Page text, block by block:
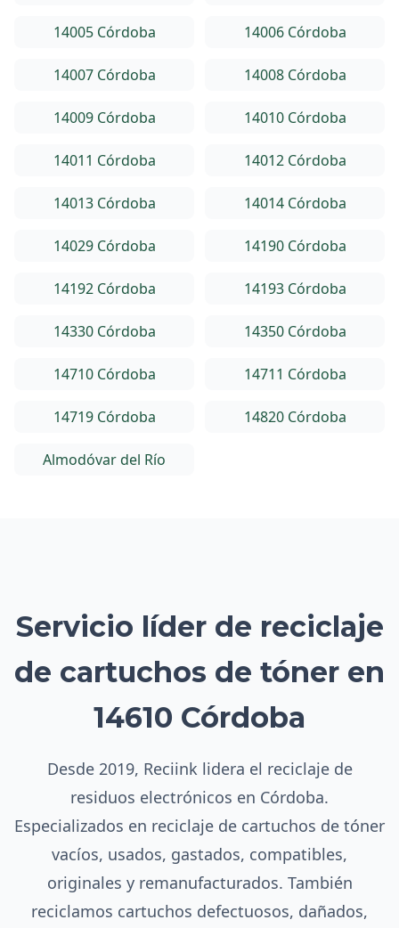
14005 Córdoba 14006 Córdoba
14007 Córdoba 14008 Córdoba
14009 Córdoba 14010 Córdoba
14011 Córdoba 14012 Córdoba
14013 Córdoba 14014 Córdoba
14029 Córdoba 14190 Córdoba
14192 Córdoba 14193 Córdoba
14330 Córdoba 14350 Córdoba
14710 Córdoba 14711 Córdoba
14719 Córdoba 14820 Córdoba
Almodóvar del Río
Servicio líder de reciclaje
de cartuchos de tóner en
14610 Córdoba
Desde 2019, Reciink lidera el reciclaje de
residuos electrónicos en Córdoba.
Especializados en reciclaje de cartuchos de tóner
vacíos, usados, gastados, compatibles,
originales y remanufacturados. También
reciclamos cartuchos defectuosos, dañados,